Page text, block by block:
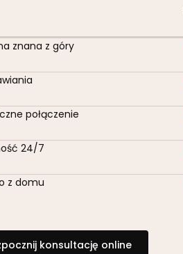
znana z góry
połączenie
24/7
z domu
konsultację online